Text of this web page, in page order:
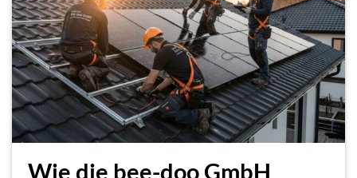
Wie die bee-doo GmbH